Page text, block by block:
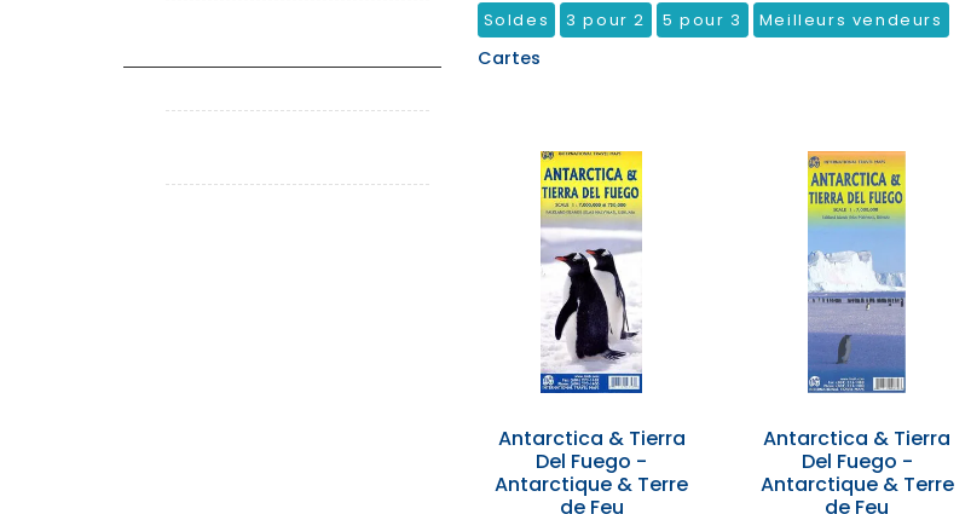
Soldes 3 pour 2 5 pour 3 Meilleurs vendeurs
Cartes
Antarctica & Tierra
Del Fuego -
Antarctique & Terre
de Feu
Antarctica & Tierra
Del Fuego -
Antarctique & Terre
de Feu